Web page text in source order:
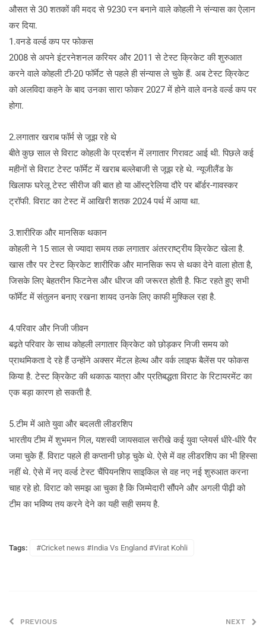
औसत से 30 शतकों की मदद से 9230 रन बनाने वाले कोहली ने संन्यास का ऐलान
कर दिया.
1.वनडे वर्ल्ड कप पर फोकस
2008 से अपने इंटरनेशनल करियर और 2011 से टेस्ट क्रिकेट की शुरुआत
करने वाले कोहली टी-20 फॉर्मेट से पहले ही संन्यास ले चुके हैं. अब टेस्ट क्रिकेट
को अलविदा कहने के बाद उनका सारा फोकर 2027 में होने वाले वनडे वर्ल्ड कप पर
होगा.
2.लगातार खराब फॉर्म से जूझ रहे थे
बीते कुछ साल से विराट कोहली के प्रदर्शन में लगातार गिरावट आई थी. पिछले कई
महीनों से विराट टेस्ट फॉर्मेट में खराब बल्लेबाजी से जूझ रहे थे. न्यूजीलैंड के
खिलाफ घरेलू टेस्ट सीरीज की बात हो या ऑस्ट्रेलिया दौरे पर बॉर्डर-गावस्कर
ट्रॉफी. विराट का टेस्ट में आखिरी शतक 2024 पर्थ में आया था.
3.शारीरिक और मानसिक थकान
कोहली ने 15 साल से ज्यादा समय तक लगातार अंतरराष्ट्रीय क्रिकेट खेला है.
खास तौर पर टेस्ट क्रिकेट शारीरिक और मानसिक रूप से थका देने वाला होता है,
जिसके लिए बेहतरीन फिटनेस और धीरज की जरूरत होती है. फिट रहते हुए सभी
फॉर्मेट में संतुलन बनाए रखना शायद उनके लिए काफी मुश्किल रहा है.
4.परिवार और निजी जीवन
बढ़ते परिवार के साथ कोहली लगातार क्रिकेट को छोड़कर निजी समय को
प्राथमिकता दे रहे हैं उन्होंने अक्सर मेंटल हेल्थ और वर्क लाइफ बैलेंस पर फोकस
किया है. टेस्ट क्रिकेट की थकाऊ यात्रा और प्रतिबद्धता विराट के रिटायरमेंट का
एक बड़ा कारण हो सकती है.
5.टीम में आते युवा और बदलती लीडरशिप
भारतीय टीम में शुभमन गिल, यशस्वी जायसवाल सरीखे कई युवा प्लेयर्स धीरे-धीरे पैर
जमा चुके हैं. विराट पहले ही कप्तानी छोड़ चुके थे. ऐसे में वह लीडरशिप का भी हिस्सा
नहीं थे. ऐसे में नए वर्ल्ड टेस्ट चैंपियनशिप साइकिल से वह नए नई शुरुआत करना
चाह रहे हो. विराट को समझ आ चुका है कि जिम्मेदारी सौंपने और अगली पीढ़ी को
टीम का भविष्य तय करने देने का यही सही समय है.
Tags: #Cricket news #India Vs England #Virat Kohli
PREVIOUS NEXT